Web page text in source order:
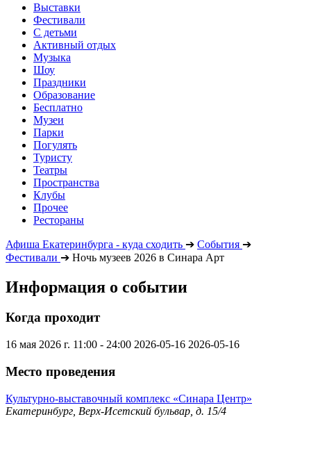
Выставки
Фестивали
С детьми
Активный отдых
Музыка
Шоу
Праздники
Образование
Бесплатно
Музеи
Парки
Погулять
Туристу
Театры
Пространства
Клубы
Прочее
Рестораны
Афиша Екатеринбурга - куда сходить ➔ События ➔
Фестивали ➔ Ночь музеев 2026 в Синара Арт
Информация о событии
Когда проходит
16 мая 2026 г. 11:00 - 24:00 2026-05-16 2026-05-16
Место проведения
Культурно-выставочный комплекс «Синара Центр»
Екатеринбург, Верх-Исетский бульвар, д. 15/4